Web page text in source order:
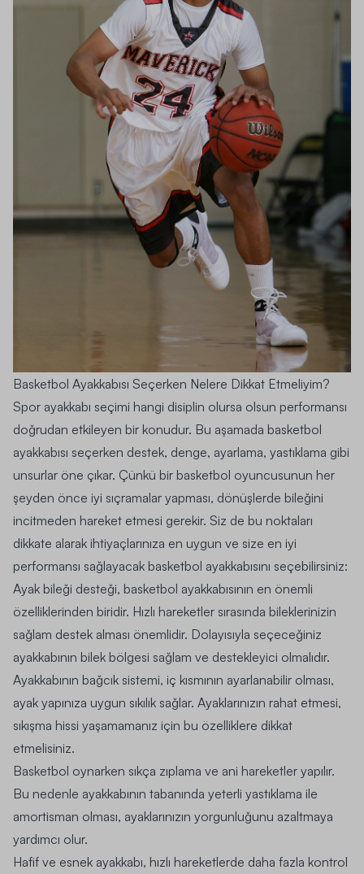
Basketbol Ayakkabısı Seçerken Nelere Dikkat Etmeliyim?
Spor ayakkabı seçimi hangi disiplin olursa olsun performansı
doğrudan etkileyen bir konudur. Bu aşamada basketbol
ayakkabısı seçerken destek, denge, ayarlama, yastıklama gibi
unsurlar öne çıkar. Çünkü bir basketbol oyuncusunun her
şeyden önce iyi sıçramalar yapması, dönüşlerde bileğini
incitmeden hareket etmesi gerekir. Siz de bu noktaları
dikkate alarak ihtiyaçlarınıza en uygun ve size en iyi
performansı sağlayacak basketbol ayakkabısını seçebilirsiniz:
Ayak bileği desteği, basketbol ayakkabısının en önemli
özelliklerinden biridir. Hızlı hareketler sırasında bileklerinizin
sağlam destek alması önemlidir. Dolayısıyla seçeceğiniz
ayakkabının bilek bölgesi sağlam ve destekleyici olmalıdır.
Ayakkabının bağcık sistemi, iç kısmının ayarlanabilir olması,
ayak yapınıza uygun sıkılık sağlar. Ayaklarınızın rahat etmesi,
sıkışma hissi yaşamamanız için bu özelliklere dikkat
etmelisiniz.
Basketbol oynarken sıkça zıplama ve ani hareketler yapılır.
Bu nedenle ayakkabının tabanında yeterli yastıklama ile
amortisman olması, ayaklarınızın yorgunluğunu azaltmaya
yardımcı olur.
Hafif ve esnek ayakkabı, hızlı hareketlerde daha fazla kontrol